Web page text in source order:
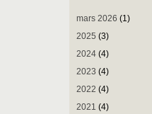
mars 2026 (1)
2025 (3)
2024 (4)
2023 (4)
2022 (4)
2021 (4)